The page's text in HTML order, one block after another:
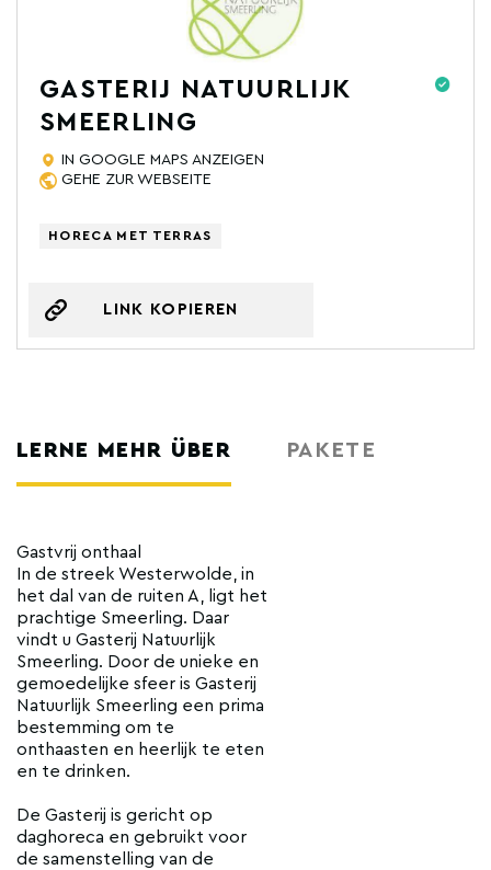
GASTERIJ NATUURLIJK
SMEERLING
IN GOOGLE MAPS ANZEIGEN
GEHE ZUR WEBSEITE
HORECA MET TERRAS
LINK KOPIEREN
LERNE MEHR ÜBER PAKETE
Gastvrij onthaal
In de streek Westerwolde, in
het dal van de ruiten A, ligt het
prachtige Smeerling. Daar
vindt u Gasterij Natuurlijk
Smeerling. Door de unieke en
gemoedelijke sfeer is Gasterij
Natuurlijk Smeerling een prima
bestemming om te
onthaasten en heerlijk te eten
en te drinken.
De Gasterij is gericht op
daghoreca en gebruikt voor
de samenstelling van de